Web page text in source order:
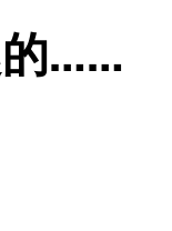
的……